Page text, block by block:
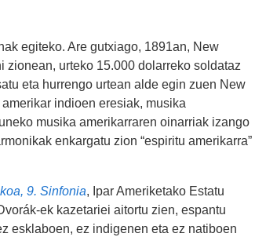
egiteko. Are gutxiago, 1891an, New
urteko 15.000 dolarreko soldataz
eta hurrengo urtean alde egin zuen New
indioen eresiak, musika
musika amerikarraren oinarriak izango
enkargatu zion “espiritu amerikarra”
9. Sinfonia, Ipar Ameriketako Estatu
ek kazetariei aitortu zien, espantu
esklaboen, ez indigenen eta ez natiboen